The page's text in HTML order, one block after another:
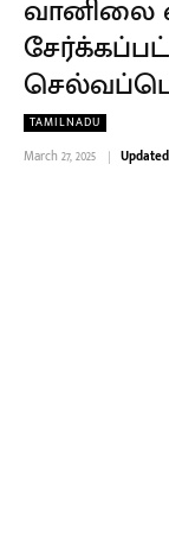
வானிலை
TAMILNADU
March 27, 2025